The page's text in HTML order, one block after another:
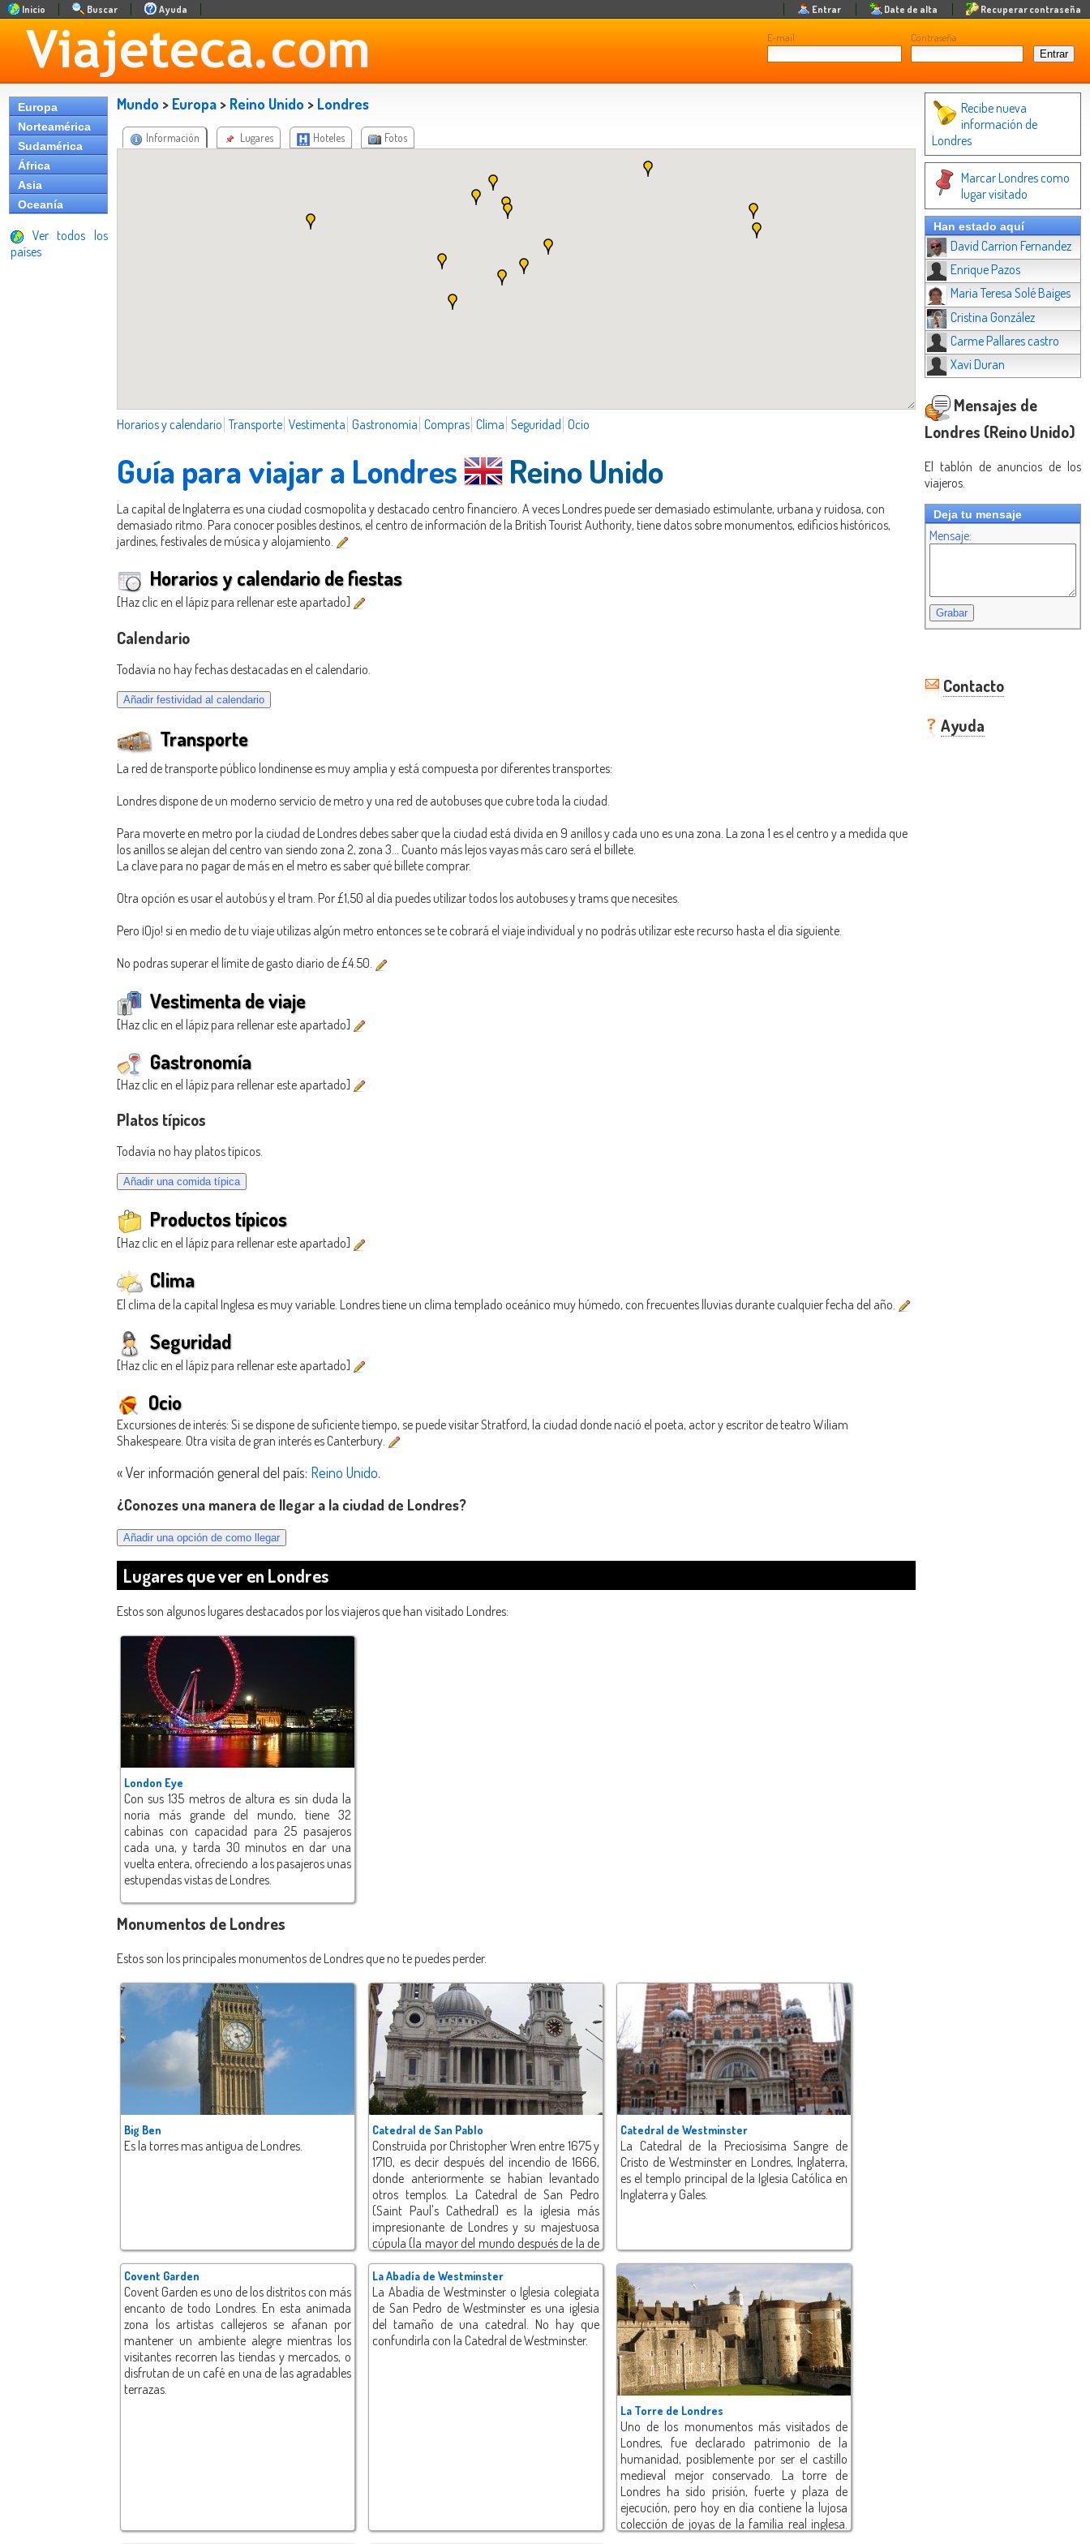
E-mail Contraseña
Inicio Buscar Ayuda Entrar Date de alta Recuperar contraseña
Europa
Norteamérica
Sudamérica
África
Asia
Oceanía
Ver todos los
países
Mundo > Europa > Reino Unido > Londres
Información Lugares Hoteles Fotos
Horarios y calendario Transporte Vestimenta Gastronomía Compras Clima Seguridad Ocio
Guía para viajar a Londres Reino Unido
La capital de Inglaterra es una ciudad cosmopolita y destacado centro financiero. A veces Londres puede ser demasiado estimulante, urbana y ruidosa, con
demasiado ritmo. Para conocer posibles destinos, el centro de información de la British Tourist Authority, tiene datos sobre monumentos, edificios históricos,
jardines, festivales de música y alojamiento.
Horarios y calendario de fiestas
[Haz clic en el lápiz para rellenar este apartado]
Calendario
Todavía no hay fechas destacadas en el calendario.
Transporte
La red de transporte público londinense es muy amplia y está compuesta por diferentes transportes:
Londres dispone de un moderno servicio de metro y una red de autobuses que cubre toda la ciudad.
Para moverte en metro por la ciudad de Londres debes saber que la ciudad está divida en 9 anillos y cada uno es una zona. La zona 1 es el centro y a medida que
los anillos se alejan del centro van siendo zona 2, zona 3… Cuanto más lejos vayas más caro será el billete.
La clave para no pagar de más en el metro es saber qué billete comprar.
Otra opción es usar el autobús y el tram. Por £1,50 al día puedes utilizar todos los autobuses y trams que necesites.
Pero ¡Ojo! si en medio de tu viaje utilizas algún metro entonces se te cobrará el viaje individual y no podrás utilizar este recurso hasta el día siguiente.
No podras superar el límite de gasto diario de £4.50.
Vestimenta de viaje
[Haz clic en el lápiz para rellenar este apartado]
Gastronomía
[Haz clic en el lápiz para rellenar este apartado]
Platos típicos
Todavía no hay platos típicos.
Productos típicos
[Haz clic en el lápiz para rellenar este apartado]
Clima
El clima de la capital Inglesa es muy variable. Londres tiene un clima templado oceánico muy húmedo, con frecuentes lluvias durante cualquier fecha del año.
Seguridad
[Haz clic en el lápiz para rellenar este apartado]
Ocio
Excursiones de interés: Si se dispone de suficiente tiempo, se puede visitar Stratford, la ciudad donde nació el poeta, actor y escritor de teatro Wiliam
Shakespeare. Otra visita de gran interés es Canterbury.
« Ver información general del país: Reino Unido.
¿Conozes una manera de llegar a la ciudad de Londres?
Lugares que ver en Londres
Estos son algunos lugares destacados por los viajeros que han visitado Londres:
London Eye
Con sus 135 metros de altura es sin duda la
noria más grande del mundo, tiene 32
cabinas con capacidad para 25 pasajeros
cada una, y tarda 30 minutos en dar una
vuelta entera, ofreciendo a los pasajeros unas
estupendas vistas de Londres.
Monumentos de Londres
Estos son los principales monumentos de Londres que no te puedes perder.
Big Ben
Es la torres mas antigua de Londres.
Catedral de San Pablo
Construida por Christopher Wren entre 1675 y
1710, es decir después del incendio de 1666,
donde anteriormente se habían levantado
otros templos. La Catedral de San Pedro
(Saint Paul's Cathedral) es la iglesia más
impresionante de Londres y su majestuosa
cúpula (la mayor del mundo después de la de
San Pedro en el Vaticano) es uno de los
puntos de referencia de la ciudad. Entre sus
más curiosas atracciones está la Galería de
los Susurros (Whispering Gallery)
mundialmente conocida por los raros efectos
acústicos.
Catedral de Westminster
La Catedral de la Preciosísima Sangre de
Cristo de Westminster en Londres, Inglaterra,
es el templo principal de la Iglesia Católica en
Inglaterra y Gales.
Covent Garden
Covent Garden es uno de los distritos con más
encanto de todo Londres. En esta animada
zona los artistas callejeros se afanan por
mantener un ambiente alegre mientras los
visitantes recorren las tiendas y mercados, o
disfrutan de un café en una de las agradables
terrazas.
La Abadía de Westminster
La Abadía de Westminster o Iglesia colegiata
de San Pedro de Westminster es una iglesia
del tamaño de una catedral. No hay que
confundirla con la Catedral de Westminster.
La Torre de Londres
Uno de los monumentos más visitados de
Londres, fue declarado patrimonio de la
humanidad, posiblemente por ser el castillo
medieval mejor conservado. La torre de
Londres ha sido prisión, fuerte y plaza de
ejecución, pero hoy en día contiene la lujosa
colección de joyas de la familia real inglesa.
Recibe nueva
información de
Londres
Marcar Londres como
lugar visitado
Han estado aquí
David Carrion Fernandez
Enrique Pazos
Maria Teresa Solé Baiges
Cristina González
Carme Pallares castro
Xavi Duran
Mensajes de
Londres (Reino Unido)
El tablón de anuncios de los
viajeros.
Deja tu mensaje
Mensaje:
Contacto
Ayuda